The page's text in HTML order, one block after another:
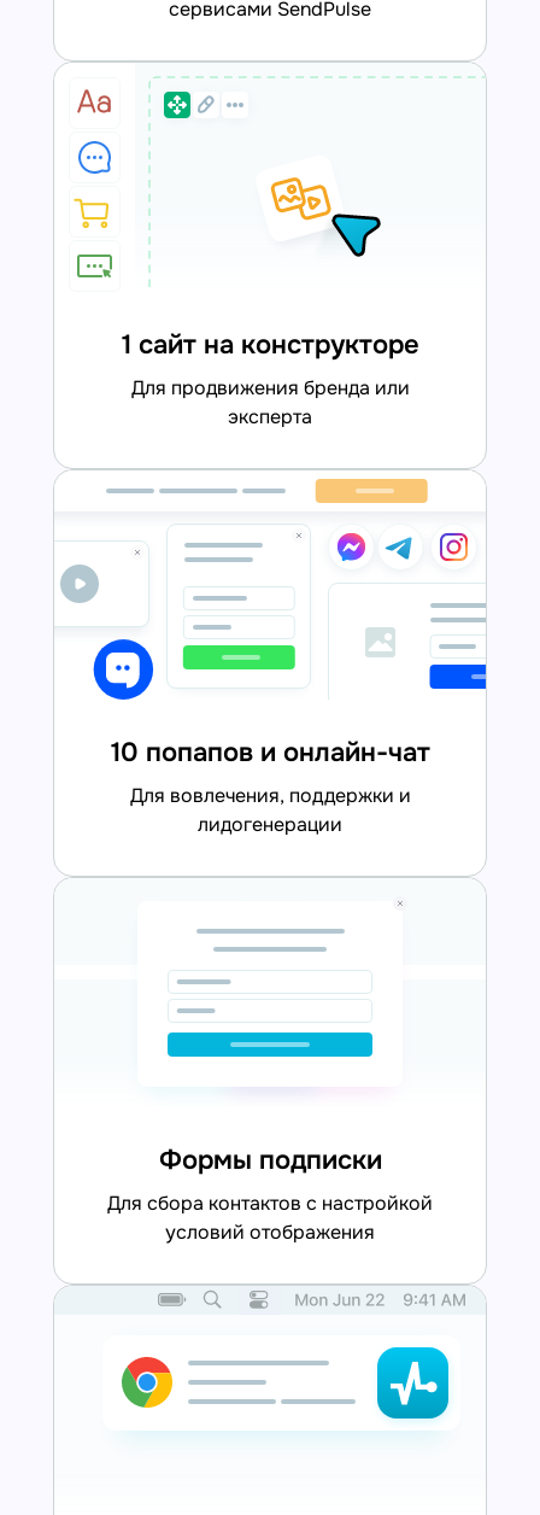
сервисами SendPulse
1 сайт на конструкторе
для продвижения бренда или
эксперта
10 попапов и онлайн-чат
для вовлечения, поддержки и
лидогенерации
Формы подписки
для сбора контактов с настройкой
условий отображения